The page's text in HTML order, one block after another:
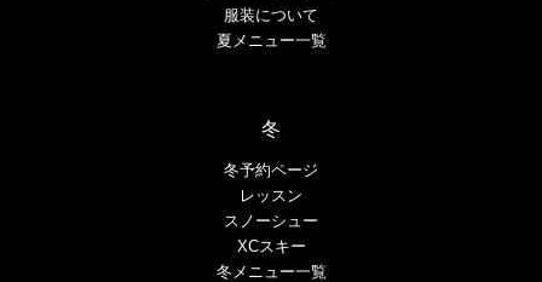
服装について
夏メニュー一覧
冬
冬予約ページ
レッスン
スノーシュー
XCスキー
冬メニュー一覧